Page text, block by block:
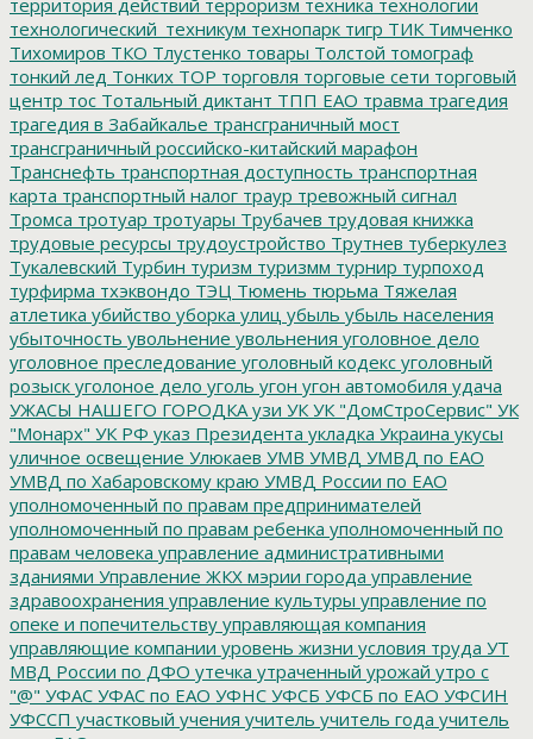
территория действий терроризм техника технологии
технологический_техникум технопарк тигр ТИКТимченко
Тихомиров ТКО Тлустенко товары Толстой томограф
тонкий лед Тонких ТОР торговля торговые сети торговый
центр тос Тотальный диктант ТПП ЕАО травма трагедия
трагедия в Забайкалье трансграничный мост
трансграничный российско-китайский марафон
Транснефть транспортная доступность транспортная
карта транспортный налог траур тревожный сигнал
Тромса тротуар тротуары Трубачев трудовая книжка
трудовые ресурсы трудоустройство Трутнев туберкулез
Тукалевский Турбин туризм туризмм турнир турпоход
турфирма тхэквондо ТЭЦ Тюмень тюрьма Тяжелая
атлетика убийство уборка улиц убыль убыль населения
убыточность увольнение увольнения уголовное дело
уголовное преследование уголовный кодекс уголовный
розыск уголоное дело уголь угон угон автомобиля удача
УЖАСЫ НАШЕГО ГОРОДКАузи УКУК "ДомСтроСервис" УК
"Монарх" УК РФ указ Президента укладка Украина укусы
уличное освещение Улюкаев УМВ УМВД УМВД по ЕАО
УМВД по Хабаровскому краю УМВД России по ЕАО
уполномоченный по правам предпринимателей
уполномоченный по правам ребенка уполномоченный по
правам человека управление административными
зданиями Управление ЖКХ мэрии города управление
здравоохранения управление культуры управление по
опеке и попечительству управляющая компания
управляющие компании уровень жизни условия труда УТ
МВД России по ДФО утечка утраченный урожай утро с
"@" УФАС УФАС по ЕАО УФНС УФСБ УФСБ по ЕАО УФСИН
УФССП участковый учения учитель учитель года учитель